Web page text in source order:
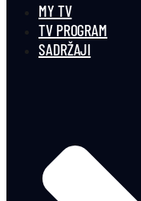
MY TV
TV PROGRAM
SADRŽAJI